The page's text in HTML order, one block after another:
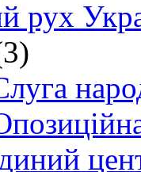
рух